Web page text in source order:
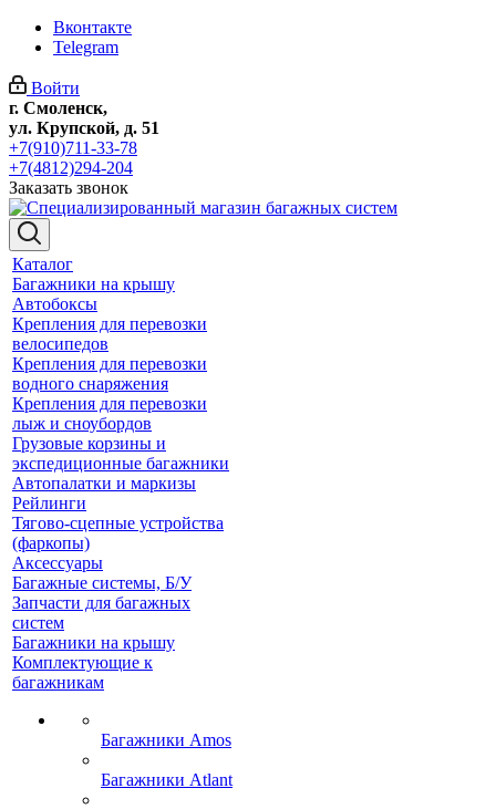
Вконтакте
Telegram
Войти
г. Смоленск,
ул. Крупской, д. 51
+7(910)711-33-78
+7(4812)294-204
Заказать звонок
Каталог
Багажники на крышу
Автобоксы
Крепления для перевозки
велосипедов
Крепления для перевозки
водного снаряжения
Крепления для перевозки
лыж и сноубордов
Грузовые корзины и
экспедиционные багажники
Автопалатки и маркизы
Рейлинги
Тягово-сцепные устройства
(фаркопы)
Аксессуары
Багажные системы, Б/У
Запчасти для багажных
систем
Багажники на крышу
Комплектующие к
багажникам
Багажники Amos
Багажники Atlant